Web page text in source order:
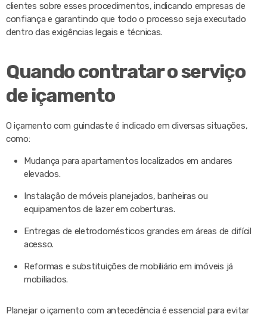
clientes sobre esses procedimentos, indicando empresas de
confiança e garantindo que todo o processo seja executado
dentro das exigências legais e técnicas.
Quando contratar o serviço
de içamento
O içamento com guindaste é indicado em diversas situações,
como:
Mudança para apartamentos localizados em andares
elevados.
Instalação de móveis planejados, banheiras ou
equipamentos de lazer em coberturas.
Entregas de eletrodomésticos grandes em áreas de difícil
acesso.
Reformas e substituições de mobiliário em imóveis já
mobiliados.
Planejar o içamento com antecedência é essencial para evitar